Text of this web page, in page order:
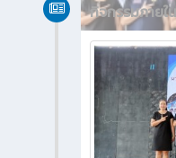
กิจกรรมภายใน